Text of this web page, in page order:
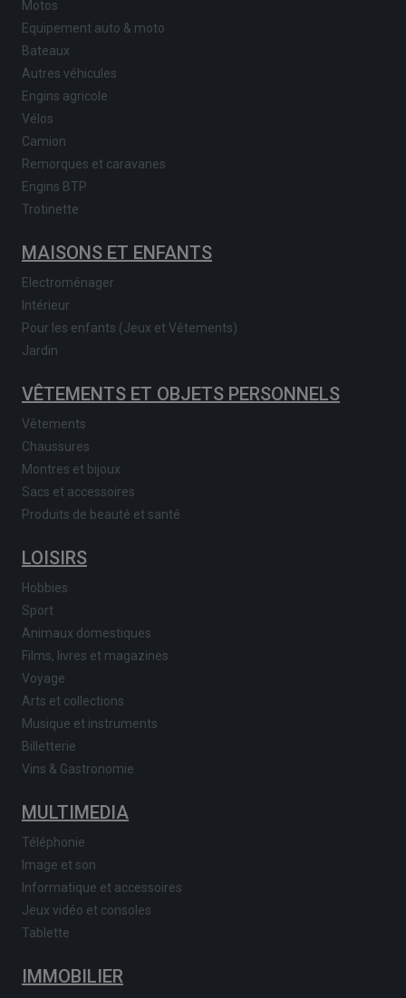
Motos
Equipement auto & moto
Bateaux
Autres véhicules
Engins agricole
Vélos
Camion
Remorques et caravanes
Engins BTP
Trotinette
MAISONS ET ENFANTS
Electroménager
Intérieur
Pour les enfants (Jeux et Vêtements)
Jardin
VÊTEMENTS ET OBJETS PERSONNELS
Vêtements
Chaussures
Montres et bijoux
Sacs et accessoires
Produits de beauté et santé
LOISIRS
Hobbies
Sport
Animaux domestiques
Films, livres et magazines
Voyage
Arts et collections
Musique et instruments
Billetterie
Vins & Gastronomie
MULTIMEDIA
Téléphonie
Image et son
Informatique et accessoires
Jeux vidéo et consoles
Tablette
IMMOBILIER